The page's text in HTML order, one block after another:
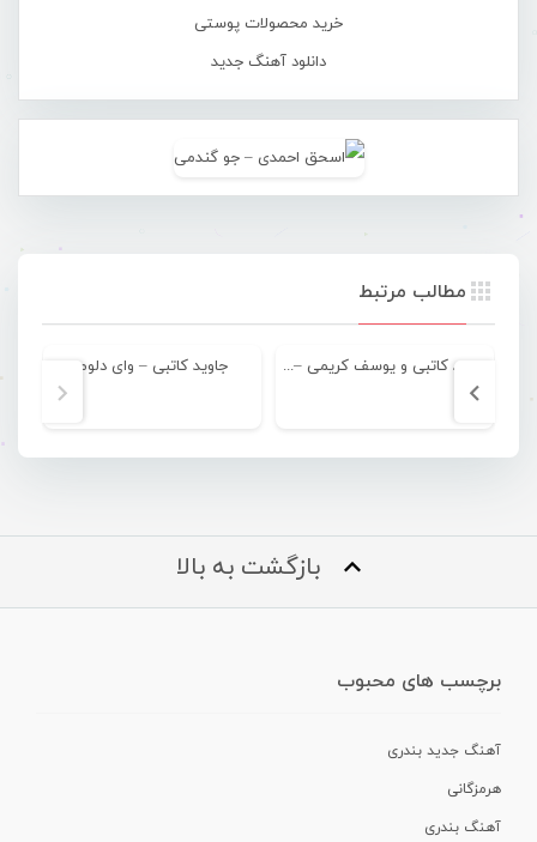
خرید محصولات پوستی
دانلود آهنگ جدید
مطالب مرتبط
جاوید کاتبی و یوسف کریمی – تو بی خیالی جاوید کاتبی – وای دلوم
بازگشت به بالا
برچسب های محبوب
آهنگ جدید بندری
هرمزگانی
آهنگ بندری